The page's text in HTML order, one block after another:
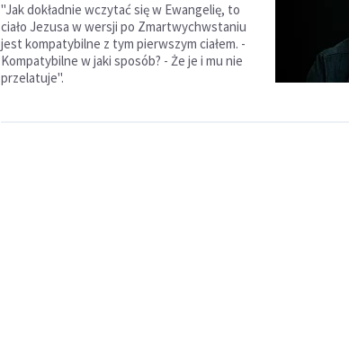
"Jak dokładnie wczytać się w Ewangelię, to
ciało Jezusa w wersji po Zmartwychwstaniu
jest kompatybilne z tym pierwszym ciałem. -
Kompatybilne w jaki sposób? - Że je i mu nie
przelatuje".